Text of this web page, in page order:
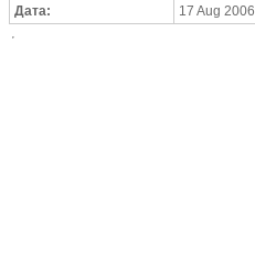
Дата:
17 Aug 2006